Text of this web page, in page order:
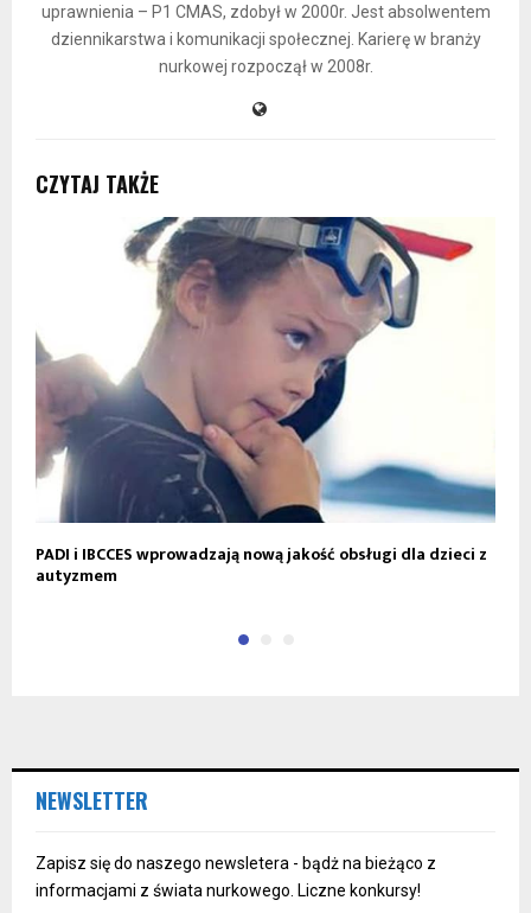
uprawnienia – P1 CMAS, zdobył w 2000r. Jest absolwentem
dziennikarstwa i komunikacji społecznej. Karierę w branży
nurkowej rozpoczął w 2008r.
CZYTAJ TAKŻE
PADI i IBCCES wprowadzają nową jakość obsługi dla dzieci z
autyzmem
NEWSLETTER
Zapisz się do naszego newsletera - bądż na bieżąco z
informacjami z świata nurkowego. Liczne konkursy!